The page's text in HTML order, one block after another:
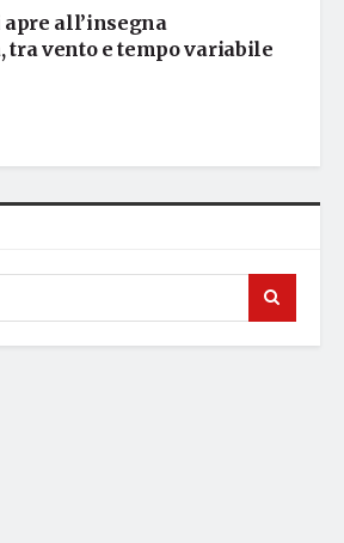
all’insegna
tra vento e tempo variabile